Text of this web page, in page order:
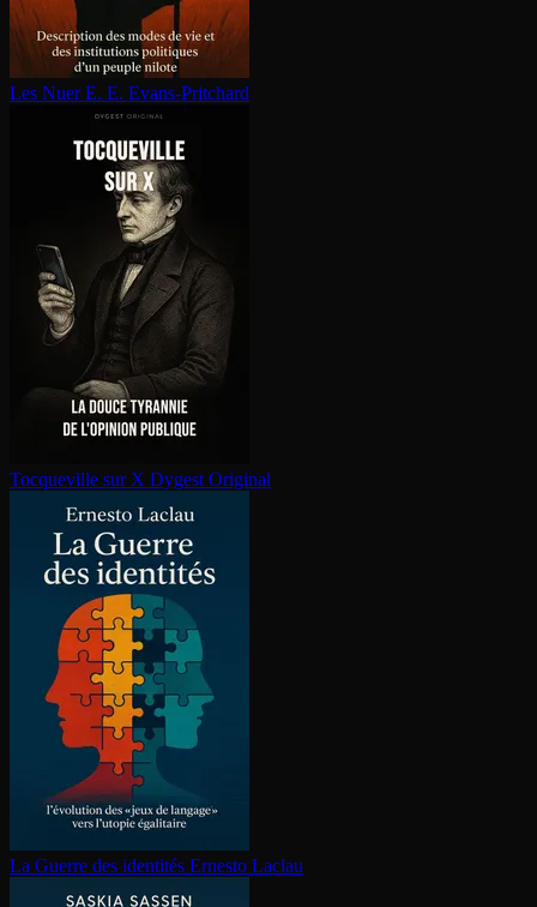
Les Nuer E. E. Evans-Pritchard
Tocqueville sur X Dygest Original
La Guerre des identités Ernesto Laclau